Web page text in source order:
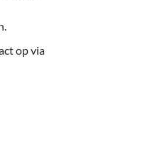
op via